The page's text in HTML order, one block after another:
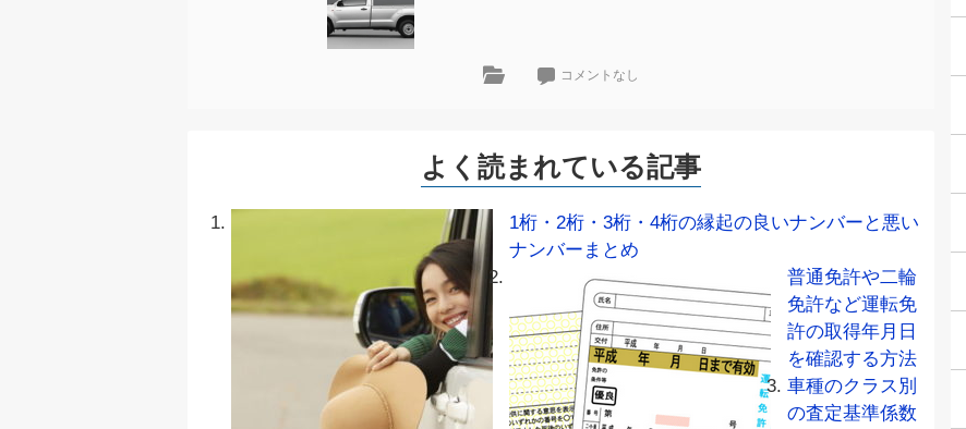
コメントなし
よく読まれている記事
1桁・2桁・3桁・4桁の縁起の良いナンバーと悪い
ナンバーまとめ
普通免許や二輪
免許など運転免
許の取得年月日
を確認する方法
車種のクラス別
の査定基準係数